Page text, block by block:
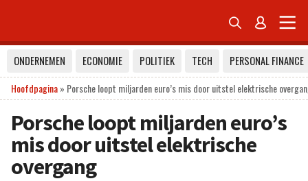
 
ONDERNEMEN ECONOMIE POLITIEK TECH
PERSONAL FINANCE
Hoofdpagina» Porsche loopt miljarden euro’s mis door uitstel elektrische
Porsche loopt miljarden euro’s
mis door uitstel elektrische
overgang